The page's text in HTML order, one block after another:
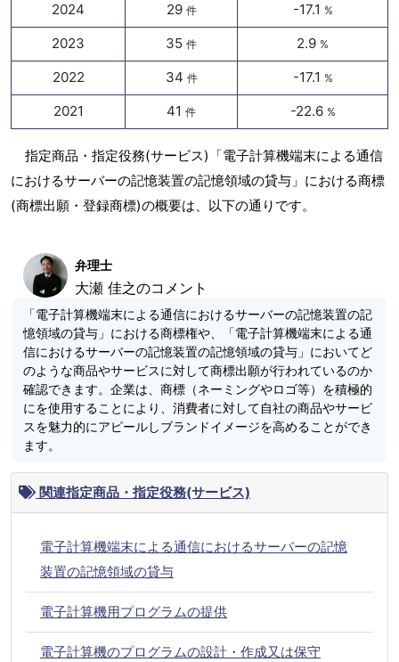
2024 29 件 -17.1 %
2023 35 件 2.9 %
2022 34 件 -17.1 %
2021 41 件 -22.6 %
指定商品・指定役務(サービス)「電子計算機端末による通信
におけるサーバーの記憶装置の記憶領域の貸与」における商標
(商標出願・登録商標)の概要は、以下の通りです。
弁理士
大瀬 佳之のコメント
「電子計算機端末による通信におけるサーバーの記憶装置の記
憶領域の貸与」における商標権や、「電子計算機端末による通
信におけるサーバーの記憶装置の記憶領域の貸与」においてど
のような商品やサービスに対して商標出願が行われているのか
確認できます。企業は、商標（ネーミングやロゴ等）を積極的
にを使用することにより、消費者に対して自社の商品やサービ
スを魅力的にアピールしブランドイメージを高めることができ
ます。
関連指定商品・指定役務(サービス)
電子計算機端末による通信におけるサーバーの記憶
装置の記憶領域の貸与
電子計算機用プログラムの提供
電子計算機のプログラムの設計・作成又は保守